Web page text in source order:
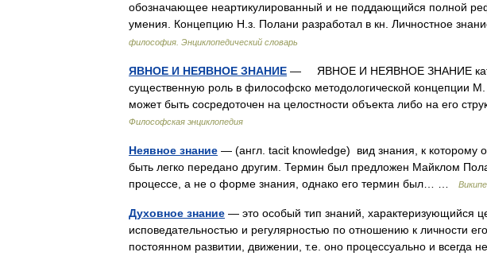
обозначающее неартикулированный и не поддающийся полной
умения. Концепцию Н.з. Полани разработал в кн. Личностное
философия. Энциклопедический словарь
ЯВНОЕ И НЕЯВНОЕ ЗНАНИЕ — ЯВНОЕ И НЕЯВНОЕ ЗНАНИЕ
существенную роль в философско методологической концепции
может быть сосредоточен на целостности объекта либо на его
Философская энциклопедия
Неявное знание — (англ. tacit knowledge) вид знания, к которому
быть легко передано другим. Термин был предложен Майклом
процессе, а не о форме знания, однако его термин был… …
Духовное знание — это особый тип знаний, характеризующийся
исповедательностью и регулярностью по отношению к личности
постоянном развитии, движении, т.е. оно процессуально и